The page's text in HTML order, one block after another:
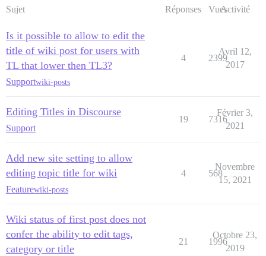
Sujet Réponses VuesActivité
Is it possible to allow to edit the
title of wiki post for users with
TL that lower then TL3?
Supportwiki-posts
4 2399
Avril 12,
2017
Editing Titles in Discourse
Support
19 7316
Février 3,
2021
Add new site setting to allow
editing topic title for wiki
Featurewiki-posts
4 568
Novembre
15, 2021
Wiki status of first post does not
confer the ability to edit tags,
category or title
21 1996
Octobre 23,
2019